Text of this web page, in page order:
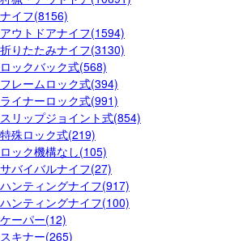
ナイフ(8156)
アウトドアナイフ(1594)
折りたたみナイフ(3130)
ロックバック式(568)
フレームロック式(394)
ライナーロック式(991)
スリップジョイント式(854)
特殊ロック式(219)
ロック機構なし(105)
サバイバルナイフ(27)
ハンティングナイフ(917)
ハンティングナイフ(100)
ケーパー(12)
スキナー(265)